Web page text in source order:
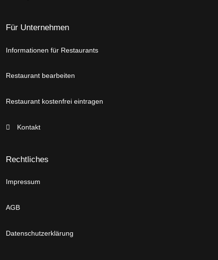
Für Unternehmen
Informationen für Restaurants
Restaurant bearbeiten
Restaurant kostenfrei eintragen
Kontakt
Rechtliches
Impressum
AGB
Datenschutzerklärung